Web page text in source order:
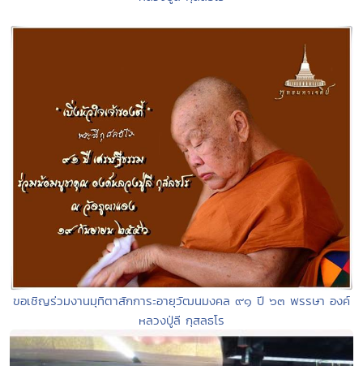
ขอเชิญร่วมงานมุทิตาสักการะอายุวัฒนมงคล ๙๑ ปี ๖๓ พรรษา องค์
หลวงปู่ลี กุสลธโร